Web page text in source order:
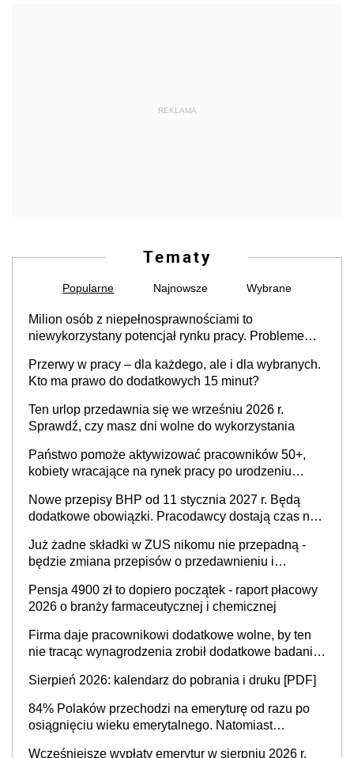
REKLAMA
Tematy
Popularne Najnowsze Wybrane
Milion osób z niepełnosprawnościami to
niewykorzystany potencjał rynku pracy. Problemem
refundacji, ale bariery po stronie systemu i
świadomości pracodawców [WYWIAD]
Przerwy w pracy – dla każdego, ale i dla wybranych.
Kto ma prawo do dodatkowych 15 minut?
Ten urlop przedawnia się we wrześniu 2026 r.
Sprawdź, czy masz dni wolne do wykorzystania
Państwo pomoże aktywizować pracowników 50+,
kobiety wracające na rynek pracy po urodzeniu
neuroatypowe. Powstanie Fundusz na rzecz
Inkluzywności w Zatrudnianiu?
Nowe przepisy BHP od 11 stycznia 2027 r. Będą
dodatkowe obowiązki. Pracodawcy dostają czas na
Już żadne składki w ZUS nikomu nie przepadną -
będzie zmiana przepisów o przedawnieniu i
Pensja 4900 zł to dopiero początek - raport płacowy
2026 o branży farmaceutycznej i chemicznej
Firma daje pracownikowi dodatkowe wolne, by ten
nie tracąc wynagrodzenia zrobił dodatkowe badania.
Sierpień 2026: kalendarz do pobrania i druku [PDF]
84% Polaków przechodzi na emeryturę od razu po
osiągnięciu wieku emerytalnego. Natomiast
Wcześniejsze wypłaty emerytur w sierpniu 2026 r.